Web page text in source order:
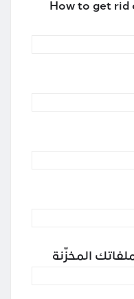
How to get rid
المخزّنة